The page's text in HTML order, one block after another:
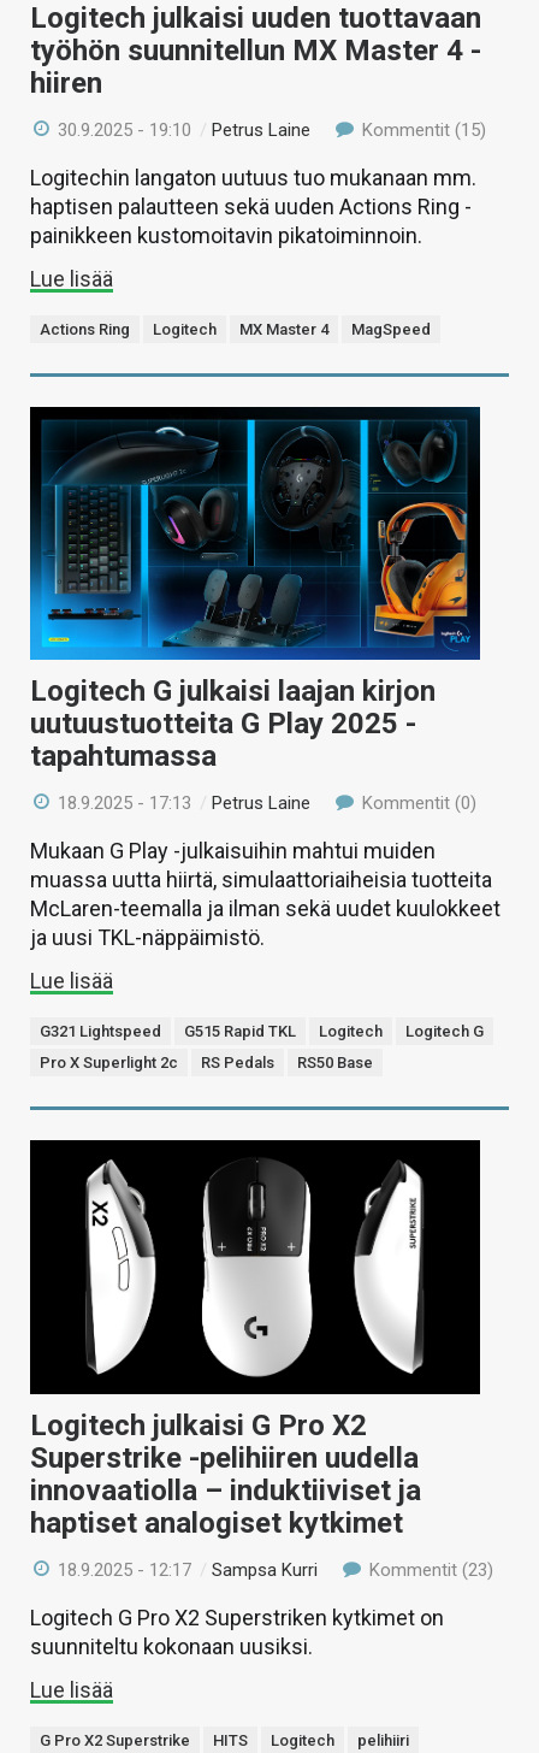
Logitech julkaisi uuden tuottavaan
työhön suunnitellun MX Master 4 -
hiiren
30.9.2025 - 19:10 /Petrus Laine Kommentit (15)
Logitechin langaton uutuus tuo mukanaan mm.
haptisen palautteen sekä uuden Actions Ring -
painikkeen kustomoitavin pikatoiminnoin.
Lue lisää
Actions Ring Logitech MX Master 4 MagSpeed
Logitech G julkaisi laajan kirjon
uutuustuotteita G Play 2025 -
tapahtumassa
18.9.2025 - 17:13 / Petrus Laine Kommentit (0)
Mukaan G Play -julkaisuihin mahtui muiden
muassa uutta hiirtä, simulaattoriaiheisia tuotteita
McLaren-teemalla ja ilman sekä uudet kuulokkeet
ja uusi TKL-näppäimistö.
Lue lisää
G321 Lightspeed G515 Rapid TKL Logitech
Logitech G
Pro X Superlight 2c
RS Pedals RS50 Base
Logitech julkaisi G Pro X2
Superstrike -pelihiiren uudella
innovaatiolla – induktiiviset ja
haptiset analogiset kytkimet
18.9.2025 - 12:17 /Sampsa Kurri Kommentit (23)
Logitech G Pro X2 Superstriken kytkimet on
suunniteltu kokonaan uusiksi.
Lue lisää
G Pro X2 Superstrike HITS Logitech pelihiiri